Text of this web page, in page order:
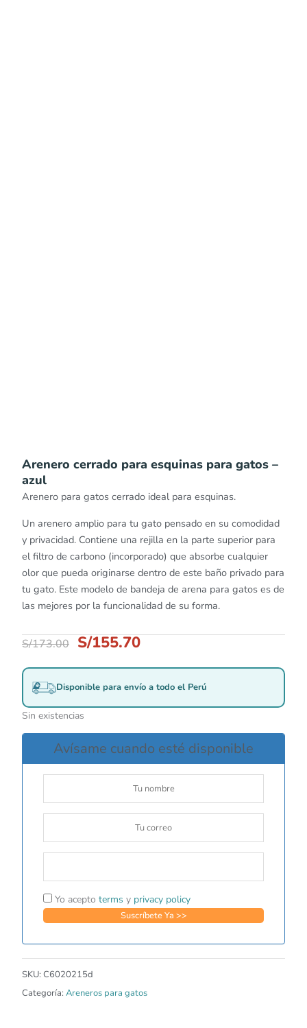
Arenero cerrado para esquinas para gatos –
azul
Arenero para gatos cerrado ideal para esquinas.
Un arenero amplio para tu gato pensado en su comodidad
y privacidad. Contiene una rejilla en la parte superior para
el filtro de carbono (incorporado) que absorbe cualquier
olor que pueda originarse dentro de este baño privado para
tu gato. Este modelo de bandeja de arena para gatos es de
las mejores por la funcionalidad de su forma.
S/173.00 S/155.70
Disponible para envío a todo el Perú
Sin existencias
Avísame cuando esté disponible
Yo acepto terms y privacy policy
SKU: C6020215d
Categoría: Areneros para gatos